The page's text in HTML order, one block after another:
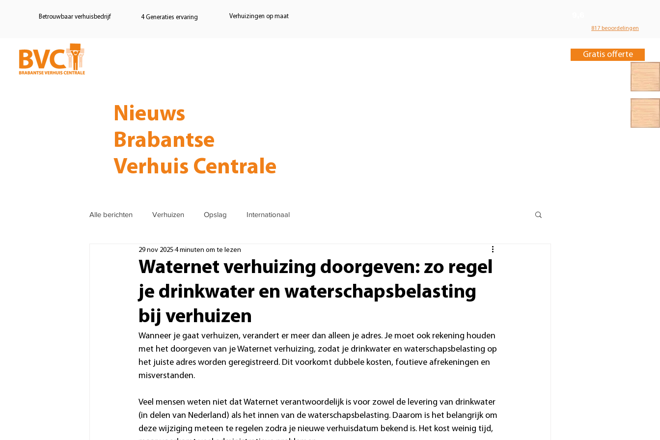
Betrouwbaar verhuisbedrijf 4 Generaties ervaring Verhuizingen op maat
817 beoordelingen
Gratis offerte
Nieuws
Brabantse
Verhuis Centrale
Alle berichten Verhuizen Opslag Internationaal
Waternet verhuizing doorgeven: zo regel
je drinkwater en waterschapsbelasting
bij verhuizen
29 nov 2025 4 minuten om te lezen
Wanneer je gaat verhuizen, verandert er meer dan alleen je adres. Je moet ook rekening houden
met het doorgeven van je Waternet verhuizing, zodat je drinkwater en waterschapsbelasting op
het juiste adres worden geregistreerd. Dit voorkomt dubbele kosten, foutieve afrekeningen en
misverstanden.
Veel mensen weten niet dat Waternet verantwoordelijk is voor zowel de levering van drinkwater
(in delen van Nederland) als het innen van de waterschapsbelasting. Daarom is het belangrijk om
deze wijziging meteen te regelen zodra je nieuwe verhuisdatum bekend is. Het kost weinig tijd,